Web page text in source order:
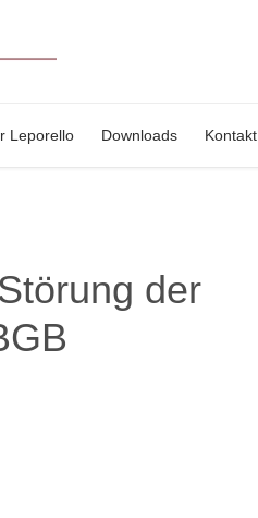
Leporello Downloads Kontakt
der